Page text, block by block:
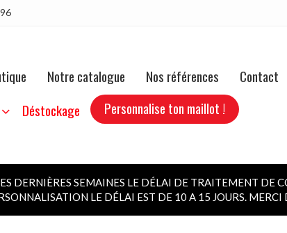
Notre catalogue Nos références Contact
Déstockage Personnalise ton maillot !
DERNIÈRES SEMAINES LE DÉLAI DE TRAITEMENT DE
LE DÉLAI EST DE 10 A 15 JOURS.